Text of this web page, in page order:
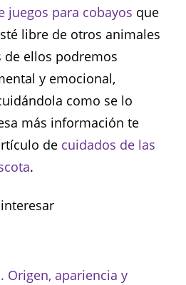
juegos para cobayos que
libre de otros animales
de ellos podremos
y emocional,
como se lo
más información te
de cuidados de las
.
Origen, apariencia y